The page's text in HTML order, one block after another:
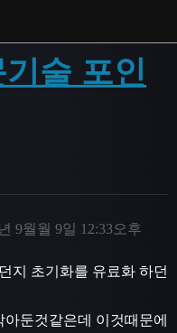
술 포인
9월월 9일 12:33오후
지 초기화를 유료화 하던
둔것같은데 이것때문에